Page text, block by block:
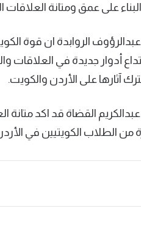
على عمق ومتانة العلاقات
الروابدة ان قوة
أدوار جديدة في
آثارها على الأردن والكويت.
القضاة قد اكد متانة
من الطلاب الكويتيين في